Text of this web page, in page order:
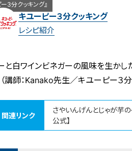
3分クッキング』
キユーピー３分クッキング
レシピ紹介
と白ワインビネガーの風味を生かし
（講師：Kanako先生／キユーピー３分
関連リンク
さやいんげんとじゃが芋
公式】